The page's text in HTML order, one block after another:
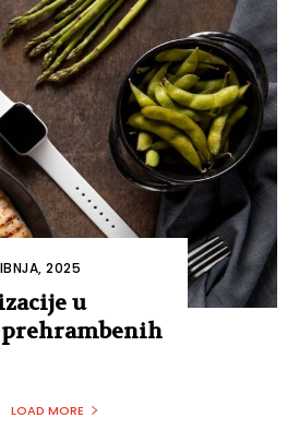
2025
u
LOAD MORE